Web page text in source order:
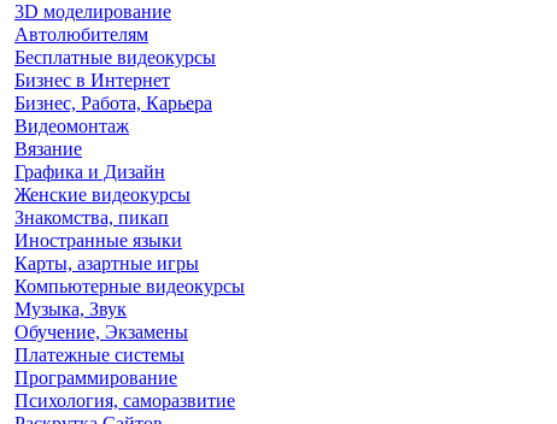
3D моделирование
Автолюбителям
Бесплатные видеокурсы
Бизнес в Интернет
Бизнес, Работа, Карьера
Видеомонтаж
Вязание
Графика и Дизайн
Женские видеокурсы
Знакомства, пикап
Иностранные языки
Карты, азартные игры
Компьютерные видеокурсы
Музыка, Звук
Обучение, Экзамены
Платежные системы
Программирование
Психология, саморазвитие